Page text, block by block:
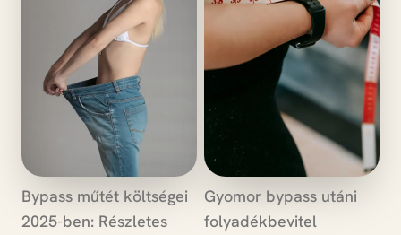
Bypass műtét költségei
2025-ben: Részletes
Gyomor bypass utáni
folyadékbevitel